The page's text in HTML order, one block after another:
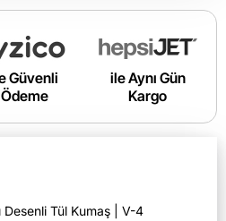
Güvenli
Ödeme
ile Aynı Gün
Kargo
Desenli Tül Kumaş | V-4